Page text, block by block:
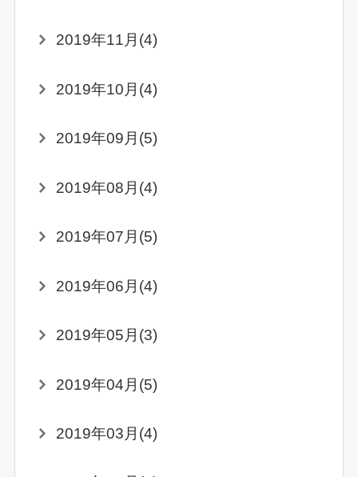
2019年11月(4)
2019年10月(4)
2019年09月(5)
2019年08月(4)
2019年07月(5)
2019年06月(4)
2019年05月(3)
2019年04月(5)
2019年03月(4)